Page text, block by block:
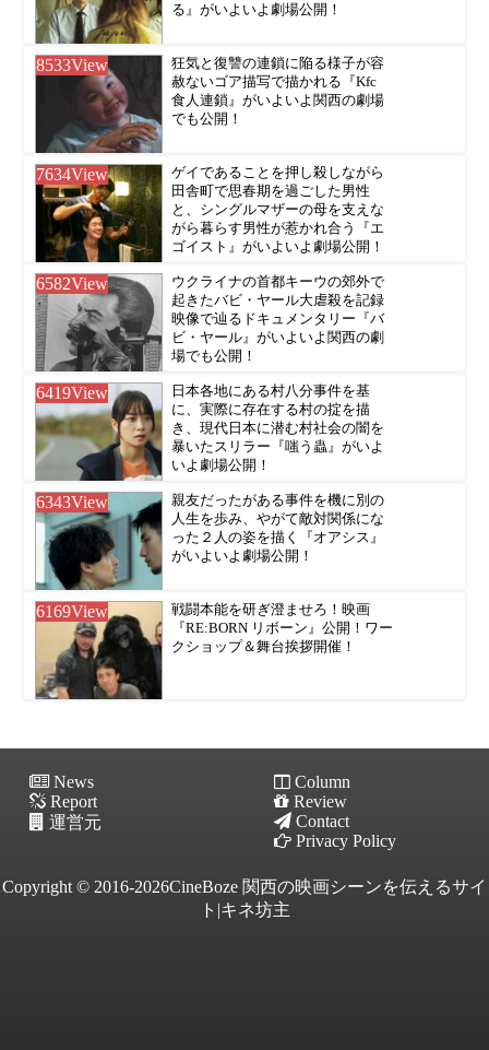
る』がいよいよ劇場公開！
8533View
狂気と復讐の連鎖に陥る様子が容
赦ないゴア描写で描かれる『Kfc
食人連鎖』がいよいよ関西の劇場
でも公開！
7634View
ゲイであることを押し殺しながら
田舎町で思春期を過ごした男性
と、シングルマザーの母を支えな
がら暮らす男性が惹かれ合う『エ
ゴイスト』がいよいよ劇場公開！
6582View
ウクライナの首都キーウの郊外で
起きたバビ・ヤール大虐殺を記録
映像で辿るドキュメンタリー『バ
ビ・ヤール』がいよいよ関西の劇
場でも公開！
6419View
日本各地にある村八分事件を基
に、実際に存在する村の掟を描
き、現代日本に潜む村社会の闇を
暴いたスリラー『嗤う蟲』がいよ
いよ劇場公開！
6343View
親友だったがある事件を機に別の
人生を歩み、やがて敵対関係にな
った２人の姿を描く『オアシス』
がいよいよ劇場公開！
6169View
戦闘本能を研ぎ澄ませろ！映画
『RE:BORN リボーン』公開！ワー
クショップ＆舞台挨拶開催！
News
Column
Report
Review
運営元
Contact
Privacy Policy
Copyright © 2016-2026CineBoze 関西の映画シーンを伝えるサイ
ト|キネ坊主